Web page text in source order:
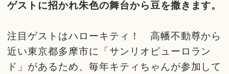
ゲストに招かれ朱色の舞台から豆を撒きます。
注目ゲストはハローキティ！ 高幡不動尊から
近い東京都多摩市に「サンリオピューロラン
ド」があるため、毎年キティちゃんが参加して